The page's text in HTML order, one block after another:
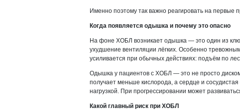
Именно поэтому так важно реагировать на первые
Когда появляется одышка и почему это опасно
На фоне ХОБЛ возникает одышка — это один из
ухудшение вентиляции лёгких. Особенно
усиливается при обычных действиях: подъём по
Одышка у пациентов с ХОБЛ — это не просто
получает меньше кислорода, а сердце и
нагрузкой. При прогрессировании может
Какой главный риск при ХОБЛ